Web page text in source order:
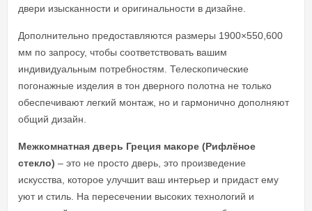
двери изысканности и оригинальности в дизайне.
Дополнительно предоставляются размеры 1900×550,600
мм по запросу, чтобы соответствовать вашим
индивидуальным потребностям. Телескопические
погонажные изделия в тон дверного полотна не только
обеспечивают легкий монтаж, но и гармонично дополняют
общий дизайн.
Межкомнатная дверь Греция макоре (Рифлёное
стекло) – это не просто дверь, это произведение
искусства, которое улучшит ваш интерьер и придаст ему
уют и стиль. На пересечении высоких технологий и